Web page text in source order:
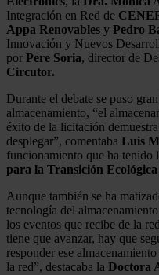
Integración en Red de
Appa Renovables y Pedro
Innovación y Nuevos
por Pere Soria, director de
Circutor.
Durante el debate se puso
almacenamiento, “el
éxito de la licitación
desplegar”, comentaba Luis
funcionamiento que ha tenido
para la Transición
Aunque también se ha
tecnología del
los eventos que recibe de la
tiene que avanzar, hay que
responder ese
la red”, destacaba la Doctora